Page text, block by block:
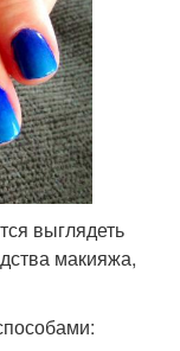
выглядеть
макияжа,